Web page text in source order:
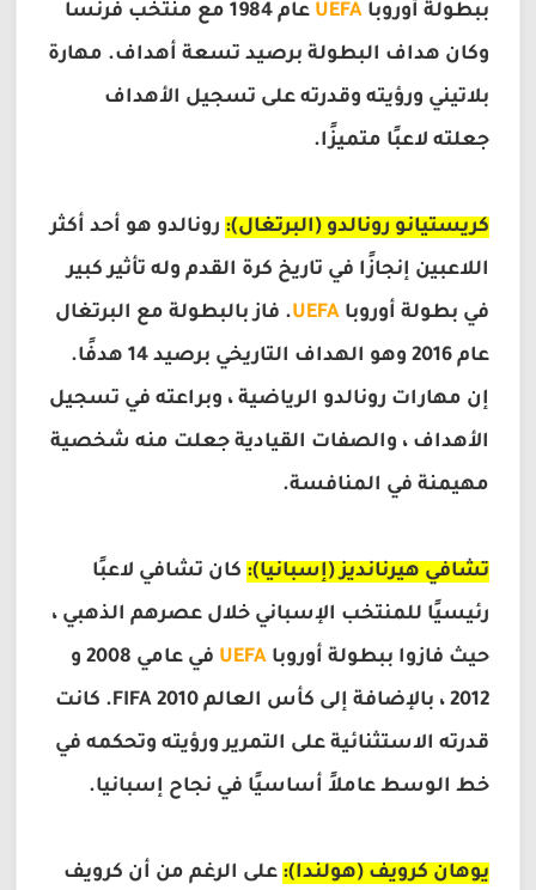
ببطولة أوروباUEFA
عام 1984 مع منتخب فرنسا
وكان هداف البطولة برصيد تسعة أهداف. مهارة
بلاتيني ورؤيته وقدرته على تسجيل الأهداف
جعلته لاعبًا متميزًا.
كريستيانو رونالدو (البرتغال): رونالدو هو أحد أكثر
اللاعبين إنجازًا في تاريخ كرة القدم وله تأثير كبير
في بطولة أوروباUEFA. فاز بالبطولة مع البرتغال
عام 2016 وهو الهداف التاريخي برصيد 14 هدفًا.
إن مهارات رونالدو الرياضية ، وبراعته في تسجيل
الأهداف ، والصفات القيادية جعلت منه شخصية
مهيمنة في المنافسة.
تشافي هيرنانديز (إسبانيا): كان تشافي لاعبًا
رئيسيًا للمنتخب الإسباني خلال عصرهم الذهبي ،
حيث فازوا ببطولة أوروباUEFA
في عامي 2008 و
2012 ، بالإضافة إلى كأس العالم 2010 FIFA. كانت
قدرته الاستثنائية على التمرير ورؤيته وتحكمه في
خط الوسط عاملاً أساسيًا في نجاح إسبانيا.
يوهان كرويف (هولندا): على الرغم من أن كرويف